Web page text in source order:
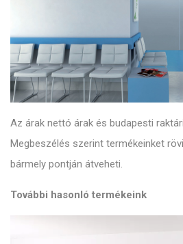
Az árak nettó árak és budapesti
Megbeszélés szerint termékeinket
bármely pontján átveheti.
További hasonló termékeink